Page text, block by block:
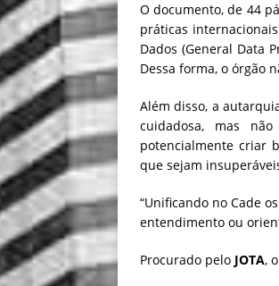
O documento, de 44
práticas
Dados (General Data
Dessa forma, o órgão
Além disso, a
cuidadosa, mas
potencialmente criar
que sejam
“Unificando no Cade
entendimento ou
Procurado pelo JOTA,